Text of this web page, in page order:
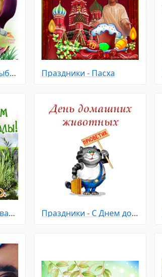
Праздники - День рыбака Праздники - Пасха
Праздники - День Ивана Купала Праздники - С Днем домашних Животных